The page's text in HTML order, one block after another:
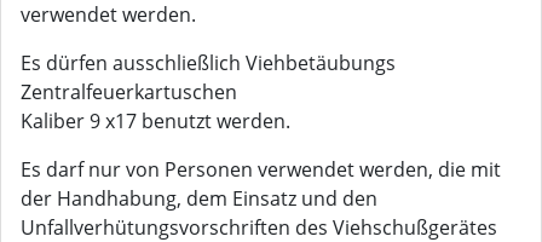
verwendet werden.
Es dürfen ausschließlich Viehbetäubungs
Zentralfeuerkartuschen
Kaliber 9 x17 benutzt werden.
Es darf nur von Personen verwendet werden, die mit
der Handhabung, dem Einsatz und den
Unfallverhütungsvorschriften des Viehschußgerätes